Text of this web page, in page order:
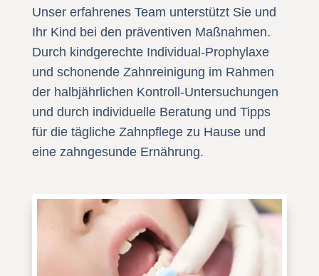
Unser erfahrenes Team unterstützt Sie und
Ihr Kind bei den präventiven Maßnahmen.
Durch kindgerechte Individual-Prophylaxe
und schonende Zahnreinigung im Rahmen
der halbjährlichen Kontroll-Untersuchungen
und durch individuelle Beratung und Tipps
für die tägliche Zahnpflege zu Hause und
eine zahngesunde Ernährung.